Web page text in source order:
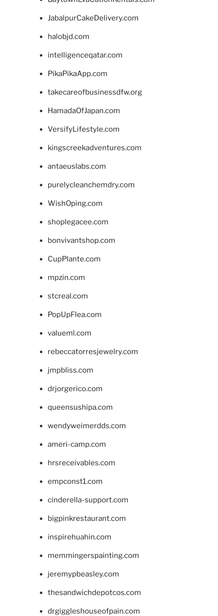
JabalpurCakeDelivery.com
halobjd.com
intelligenceqatar.com
PikaPikaApp.com
takecareofbusinessdfw.org
HamadaOfJapan.com
VersifyLifestyle.com
kingscreekadventures.com
antaeuslabs.com
purelycleanchemdry.com
WishOping.com
shoplegacee.com
bonvivantshop.com
CupPlante.com
mpzin.com
stcreal.com
PopUpFlea.com
valueml.com
rebeccatorresjewelry.com
jmpbliss.com
drjorgerico.com
queensushipa.com
wendyweimerdds.com
ameri-camp.com
hrsreceivables.com
empconst1.com
cinderella-support.com
bigpinkrestaurant.com
inspirehuahin.com
memmingerspainting.com
jeremypbeasley.com
thesandwichdepotcos.com
drgiggleshouseofpain.com